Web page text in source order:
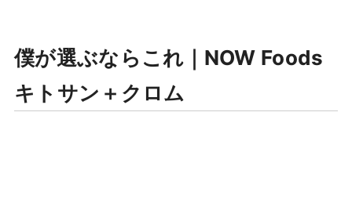
僕が選ぶならこれ｜NOW Foods
キトサン＋クロム